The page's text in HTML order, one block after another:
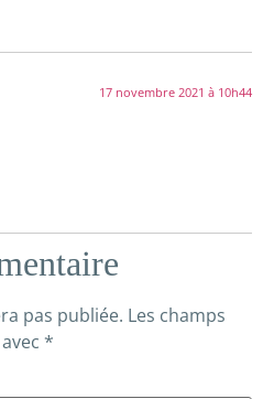
17 novembre 2021 à 10h44
pas publiée. Les champs
*